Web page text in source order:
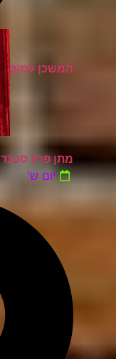
המשכן
מתן פרץ
יום ש'